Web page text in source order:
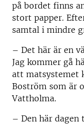
på bordet finns
stort papper.
samtal i mindre
– Det här är en
Jag kommer gå
att matsystemet
Boström som är
Vattholma.
– Den här